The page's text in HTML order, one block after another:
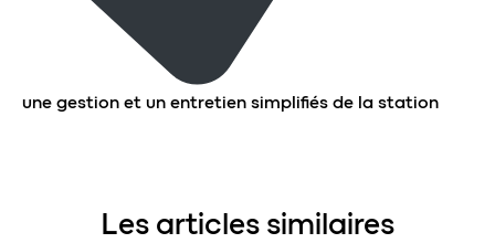
une gestion et un entretien simplifiés de la station
Les articles similaires